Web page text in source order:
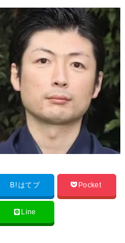
B!はてブ Pocket
Line